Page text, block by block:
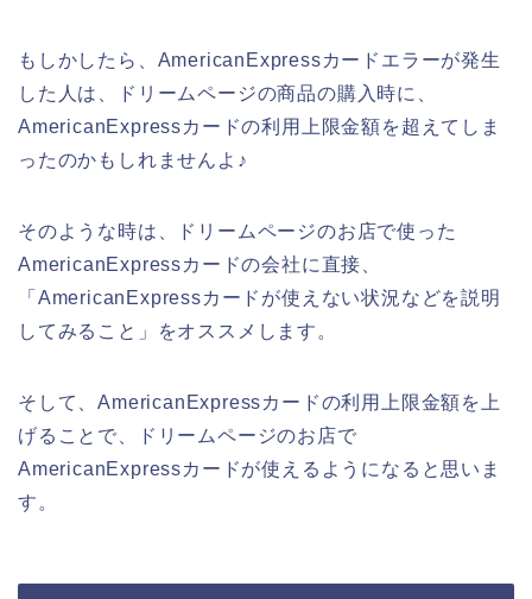
もしかしたら、AmericanExpressカードエラーが発生
した人は、ドリームページの商品の購入時に、
AmericanExpressカードの利用上限金額を超えてしま
ったのかもしれませんよ♪
そのような時は、ドリームページのお店で使った
AmericanExpressカードの会社に直接、
「AmericanExpressカードが使えない状況などを説明
してみること」をオススメします。
そして、AmericanExpressカードの利用上限金額を上
げることで、ドリームページのお店で
AmericanExpressカードが使えるようになると思いま
す。